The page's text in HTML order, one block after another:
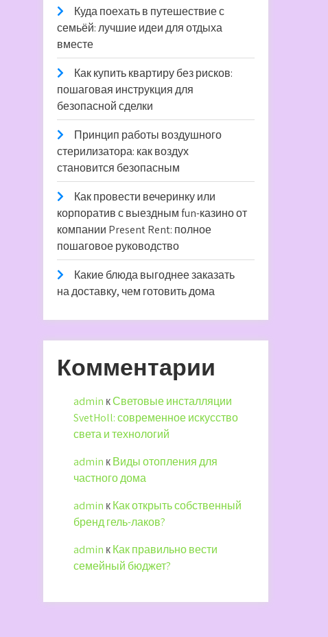
Куда поехать в путешествие с
семьёй: лучшие идеи для отдыха
вместе
Как купить квартиру без рисков:
пошаговая инструкция для
безопасной сделки
Принцип работы воздушного
стерилизатора: как воздух
становится безопасным
Как провести вечеринку или
корпоратив с выездным fun-казино от
компании Present Rent: полное
пошаговое руководство
Какие блюда выгоднее заказать
на доставку, чем готовить дома
Комментарии
admin кСветовые инсталляции
SvetHoll: современное искусство
света и технологий
admin кВиды отопления для
частного дома
admin кКак открыть собственный
бренд гель-лаков?
admin кКак правильно вести
семейный бюджет?